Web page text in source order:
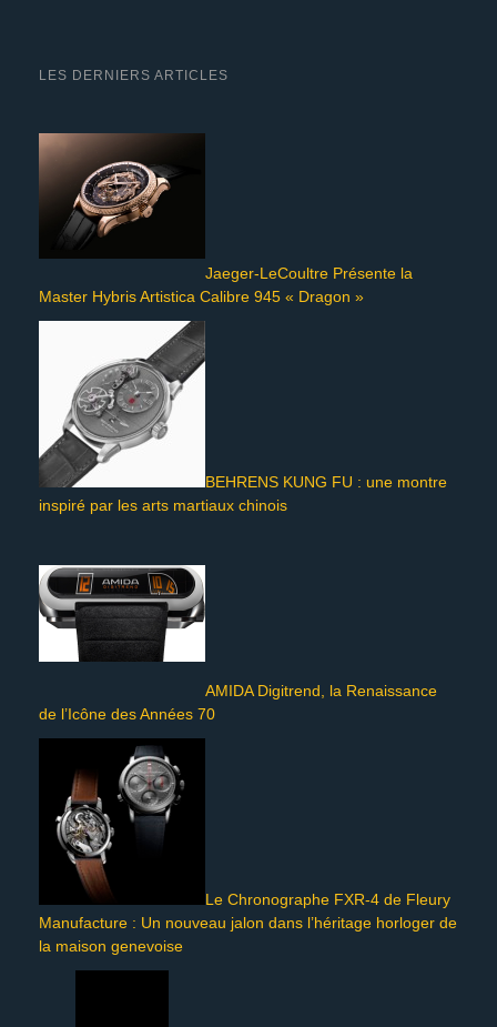
LES DERNIERS ARTICLES
Jaeger-LeCoultre Présente la
Master Hybris Artistica Calibre 945 « Dragon »
BEHRENS KUNG FU : une montre
inspiré par les arts martiaux chinois
AMIDA Digitrend, la Renaissance
de l’Icône des Années 70
Le Chronographe FXR-4 de Fleury
Manufacture : Un nouveau jalon dans l’héritage horloger de
la maison genevoise